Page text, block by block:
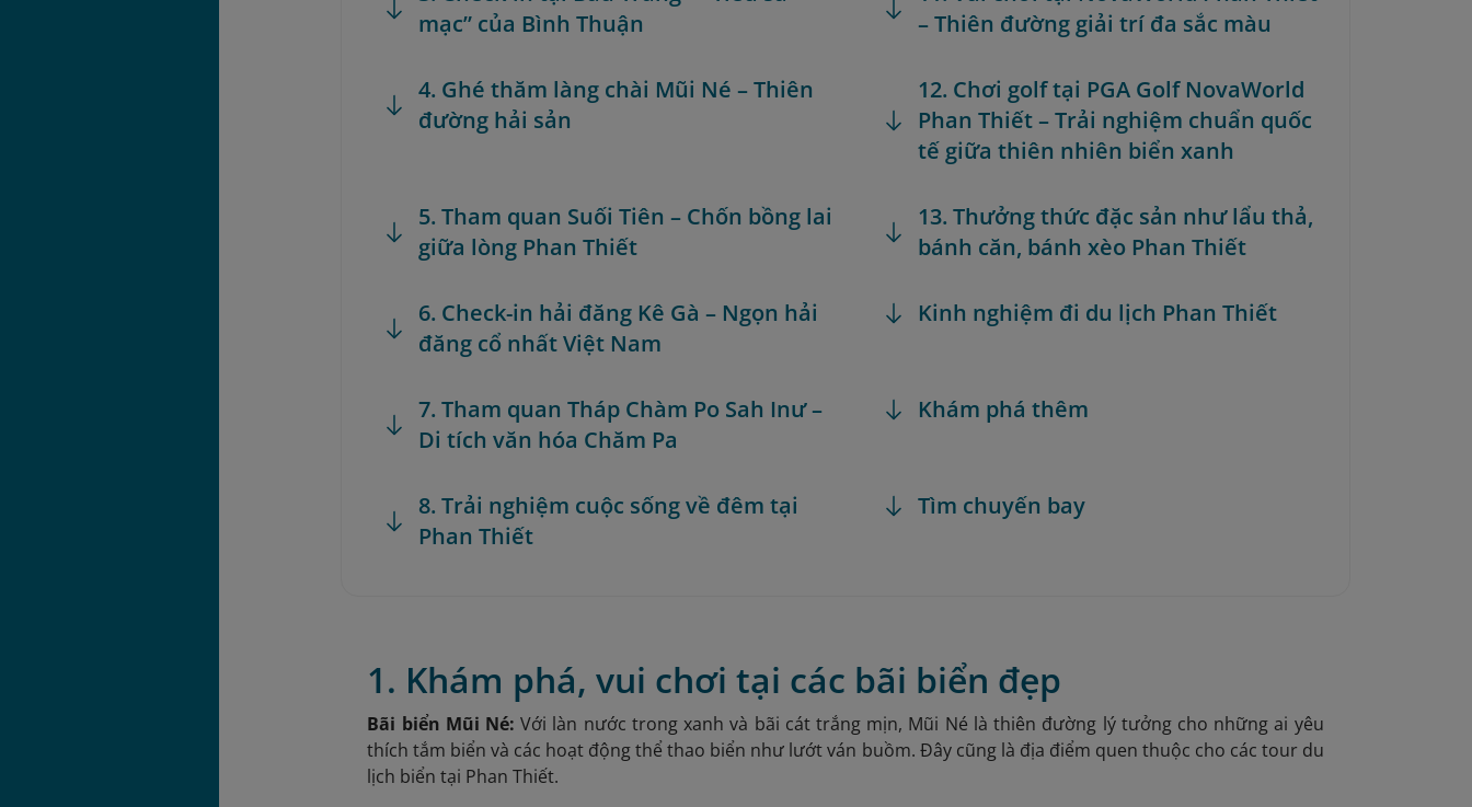
mạc” của Bình Thuận
4. Ghé thăm làng chài Mũi Né – Thiên
đường hải sản
5. Tham quan Suối Tiên – Chốn bồng lai
giữa lòng Phan Thiết
6. Check-in hải đăng Kê Gà – Ngọn hải
đăng cổ nhất Việt Nam
7. Tham quan Tháp Chàm Po Sah Inư –
Di tích văn hóa Chăm Pa
8. Trải nghiệm cuộc sống về đêm tại
Phan Thiết
– Thiên đường giải trí đa sắc màu
12. Chơi golf tại PGA Golf NovaWorld
Phan Thiết – Trải nghiệm chuẩn quốc
tế giữa thiên nhiên biển xanh
13. Thưởng thức đặc sản như lẩu thả,
bánh căn, bánh xèo Phan Thiết
Kinh nghiệm đi du lịch Phan Thiết
Khám phá thêm
Tìm chuyến bay
1. Khám phá, vui chơi tại các bãi biển đẹp
Bãi biển Mũi Né:Với làn nước trong xanh và bãi cát trắng mịn, Mũi Né là thiên đường lý tưởng cho những ai yêu
thích tắm biển và các hoạt động thể thao biển như lướt ván buồm. Đây cũng là địa điểm quen thuộc cho các tour du
lịch biển tại Phan Thiết.